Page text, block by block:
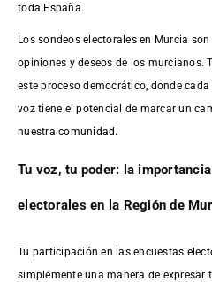
toda España.
Los sondeos electorales en Murcia
opiniones y deseos de los murcianos.
este proceso democrático, donde
voz tiene el potencial de marcar un
nuestra comunidad.
Tu voz, tu poder: la
electorales en la Región de
Tu participación en las encuestas
simplemente una manera de expresar